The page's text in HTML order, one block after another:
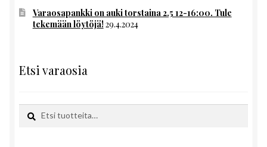
Varaosapankki on auki torstaina 2.5 12-16:00. Tule
tekemään löytöjä!29.4.2024
Etsi varaosia
Etsi:
Haku